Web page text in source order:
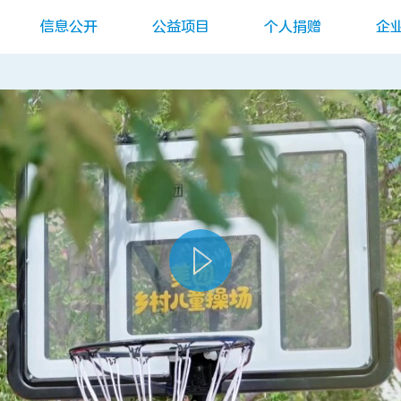
信息公开 公益项目 个人捐赠 企